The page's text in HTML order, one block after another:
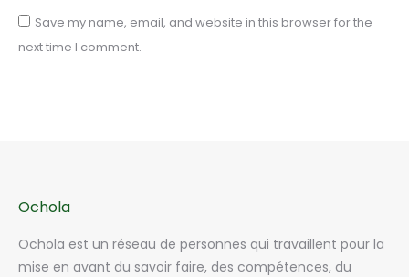
Save my name, email, and website in this browser for the
next time I comment.
Ochola
Ochola est un réseau de personnes qui travaillent pour la
mise en avant du savoir faire, des compétences, du